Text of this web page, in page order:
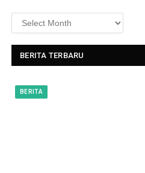
BERITA TERBARU
BERITA